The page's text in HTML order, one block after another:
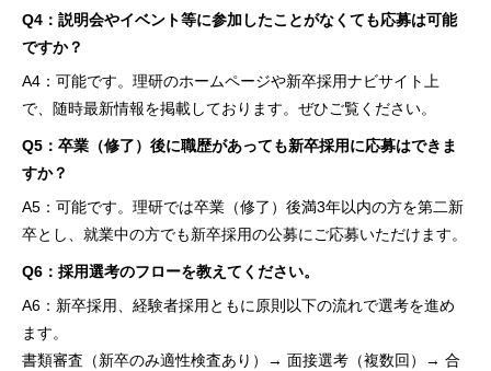
Q4：説明会やイベント等に参加したことがなくても応募は可能
ですか？
A4：可能です。理研のホームページや新卒採用ナビサイト上
で、随時最新情報を掲載しております。ぜひご覧ください。
Q5：卒業（修了）後に職歴があっても新卒採用に応募はできま
すか？
A5：可能です。理研では卒業（修了）後満3年以内の方を第二新
卒とし、就業中の方でも新卒採用の公募にご応募いただけます。
Q6：採用選考のフローを教えてください。
A6：新卒採用、経験者採用ともに原則以下の流れで選考を進め
ます。
書類審査（新卒のみ適性検査あり）→ 面接選考（複数回）→ 合